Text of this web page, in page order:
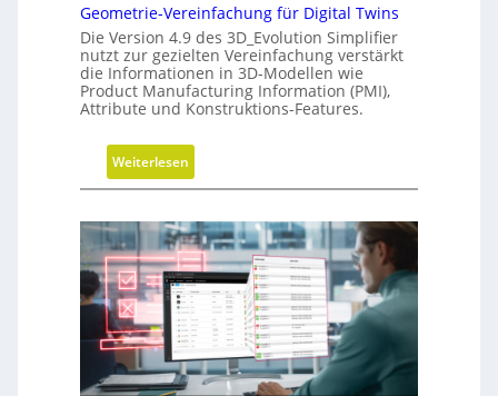
a
p
C
-
S
i
m
l
a
i
o
n
Geometrie-Vereinfachung für Digital Twins
Die Version 4.9 des 3D_Evolution Simplifier
nutzt zur gezielten Vereinfachung verstärkt
die Informationen in 3D-Modellen wie
Product Manufacturing Information (PMI),
Attribute und Konstruktions-Features.
Weiterlesen:
G
o
m
e
t
r
i
e